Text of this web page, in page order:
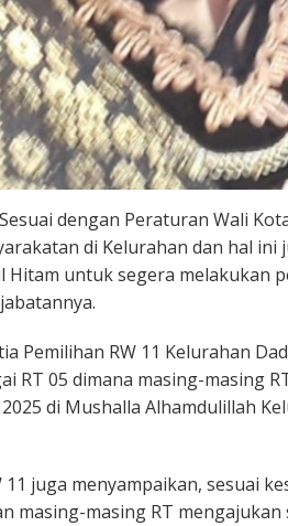
dengan Peraturan Wali
di Kelurahan dan hal ini
untuk segera melakukan
Pemilihan RW 11 Kelurahan
RT 05 dimana masing-masing
di Mushalla Alhamdulillah
juga menyampaikan, sesuai
masing-masing RT